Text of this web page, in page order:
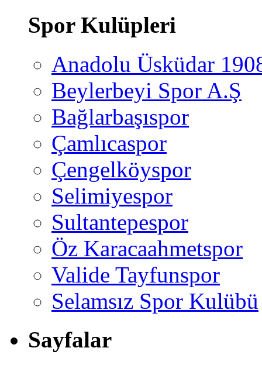
Spor Kulüpleri
Anadolu Üsküdar
Beylerbeyi Spor A.Ş
Bağlarbaşıspor
Çamlıcaspor
Çengelköyspor
Selimiyespor
Sultantepespor
Öz Karacaahmetspor
Valide Tayfunspor
Selamsız Spor Kulübü
Sayfalar